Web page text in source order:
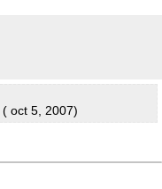
( oct 5, 2007)